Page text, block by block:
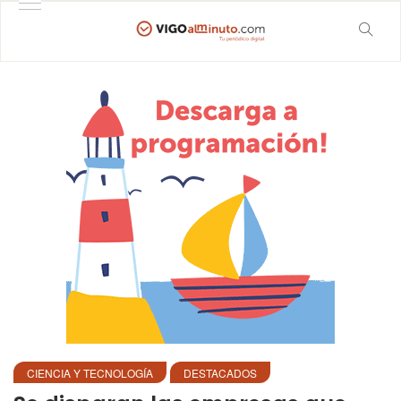
CIENCIA Y TECNOLOGÍA DESTACADOS